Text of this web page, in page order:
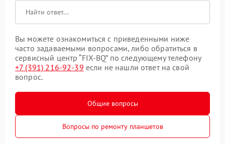
Вы можете ознакомиться с приведенными ниже
часто задаваемыми вопросами, либо обратиться в
сервисный центр “FIX-BQ” по следующему телефону
+7 (391) 216-92-39 если не нашли ответ на свой
вопрос.
Общие вопросы
Вопросы по ремонту планшетов